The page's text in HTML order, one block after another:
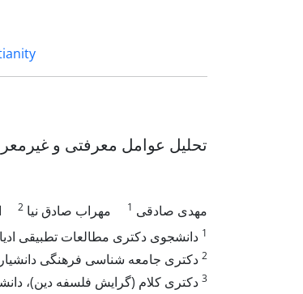
تحلیل عوامل معرفتی و
مهدی صادقی 1 مهراب صادق نیا 2
1 دانشجوی دکتری مطالعات تطبیقی
2 دکتری جامعه شناسی فرهنگی دانشیار
3 دکتری کلام (گرایش فلسفه دین)،